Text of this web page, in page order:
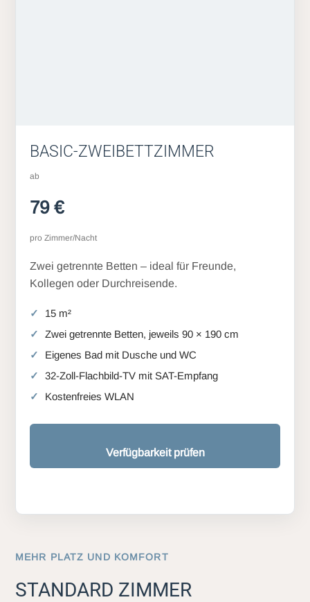
BASIC-ZWEIBETTZIMMER
ab
79 €
pro Zimmer/Nacht
Zwei getrennte Betten – ideal für Freunde,
Kollegen oder Durchreisende.
15 m²
Zwei getrennte Betten, jeweils 90 × 190 cm
Eigenes Bad mit Dusche und WC
32-Zoll-Flachbild-TV mit SAT-Empfang
Kostenfreies WLAN
Verfügbarkeit prüfen
MEHR PLATZ UND KOMFORT
STANDARD ZIMMER